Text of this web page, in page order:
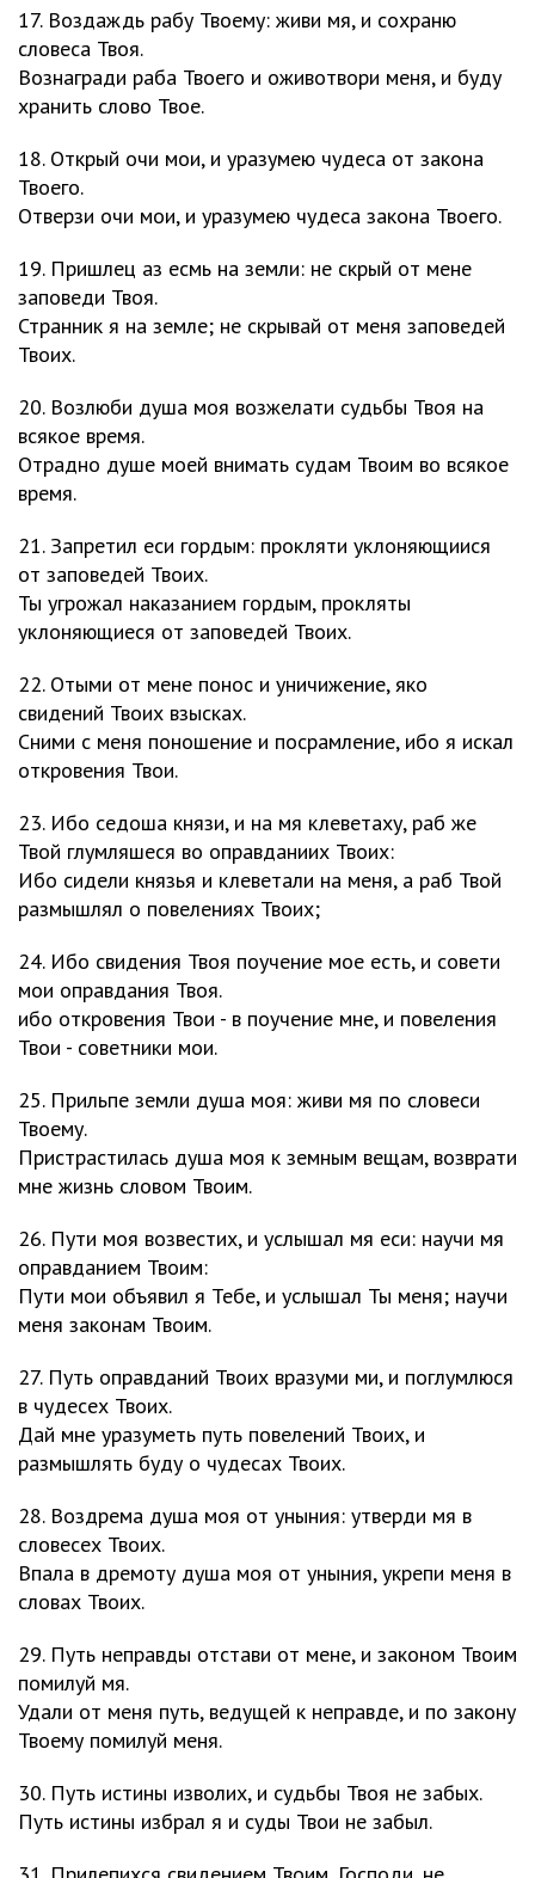
17. Воздаждь рабу Твоему: живи мя, и сохраню
словеса Твоя.
Вознагради раба Твоего и оживотвори меня, и буду
хранить слово Твое.
18. Открый очи мои, и уразумею чудеса от закона
Твоего.
Отверзи очи мои, и уразумею чудеса закона Твоего.
19. Пришлец аз есмь на земли: не скрый от мене
заповеди Твоя.
Странник я на земле; не скрывай от меня заповедей
Твоих.
20. Возлюби душа моя возжелати судьбы Твоя на
всякое время.
Отрадно душе моей внимать судам Твоим во всякое
время.
21. Запретил еси гордым: прокляти уклоняющиися
от заповедей Твоих.
Ты угрожал наказанием гордым, прокляты
уклоняющиеся от заповедей Твоих.
22. Отыми от мене понос и уничижение, яко
свидений Твоих взысках.
Сними с меня поношение и посрамление, ибо я искал
откровения Твои.
23. Ибо седоша князи, и на мя клеветаху, раб же
Твой глумляшеся во оправданиих Твоих:
Ибо сидели князья и клеветали на меня, а раб Твой
размышлял о повелениях Твоих;
24. Ибо свидения Твоя поучение мое есть, и совети
мои оправдания Твоя.
ибо откровения Твои - в поучение мне, и повеления
Твои - советники мои.
25. Прильпе земли душа моя: живи мя по словеси
Твоему.
Пристрастилась душа моя к земным вещам, возврати
мне жизнь словом Твоим.
26. Пути моя возвестих, и услышал мя еси: научи мя
оправданием Твоим:
Пути мои объявил я Тебе, и услышал Ты меня; научи
меня законам Твоим.
27. Путь оправданий Твоих вразуми ми, и поглумлюся
в чудесех Твоих.
Дай мне уразуметь путь повелений Твоих, и
размышлять буду о чудесах Твоих.
28. Воздрема душа моя от уныния: утверди мя в
словесех Твоих.
Впала в дремоту душа моя от уныния, укрепи меня в
словах Твоих.
29. Путь неправды отстави от мене, и законом Твоим
помилуй мя.
Удали от меня путь, ведущей к неправде, и по закону
Твоему помилуй меня.
30. Путь истины изволих, и судьбы Твоя не забых.
Путь истины избрал я и суды Твои не забыл.